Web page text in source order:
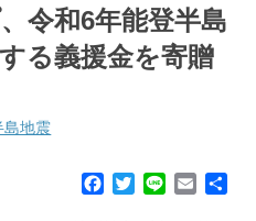
令和6年能登半島
る義援金を寄贈
島地震
T
E